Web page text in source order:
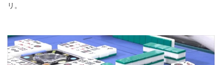
リ。